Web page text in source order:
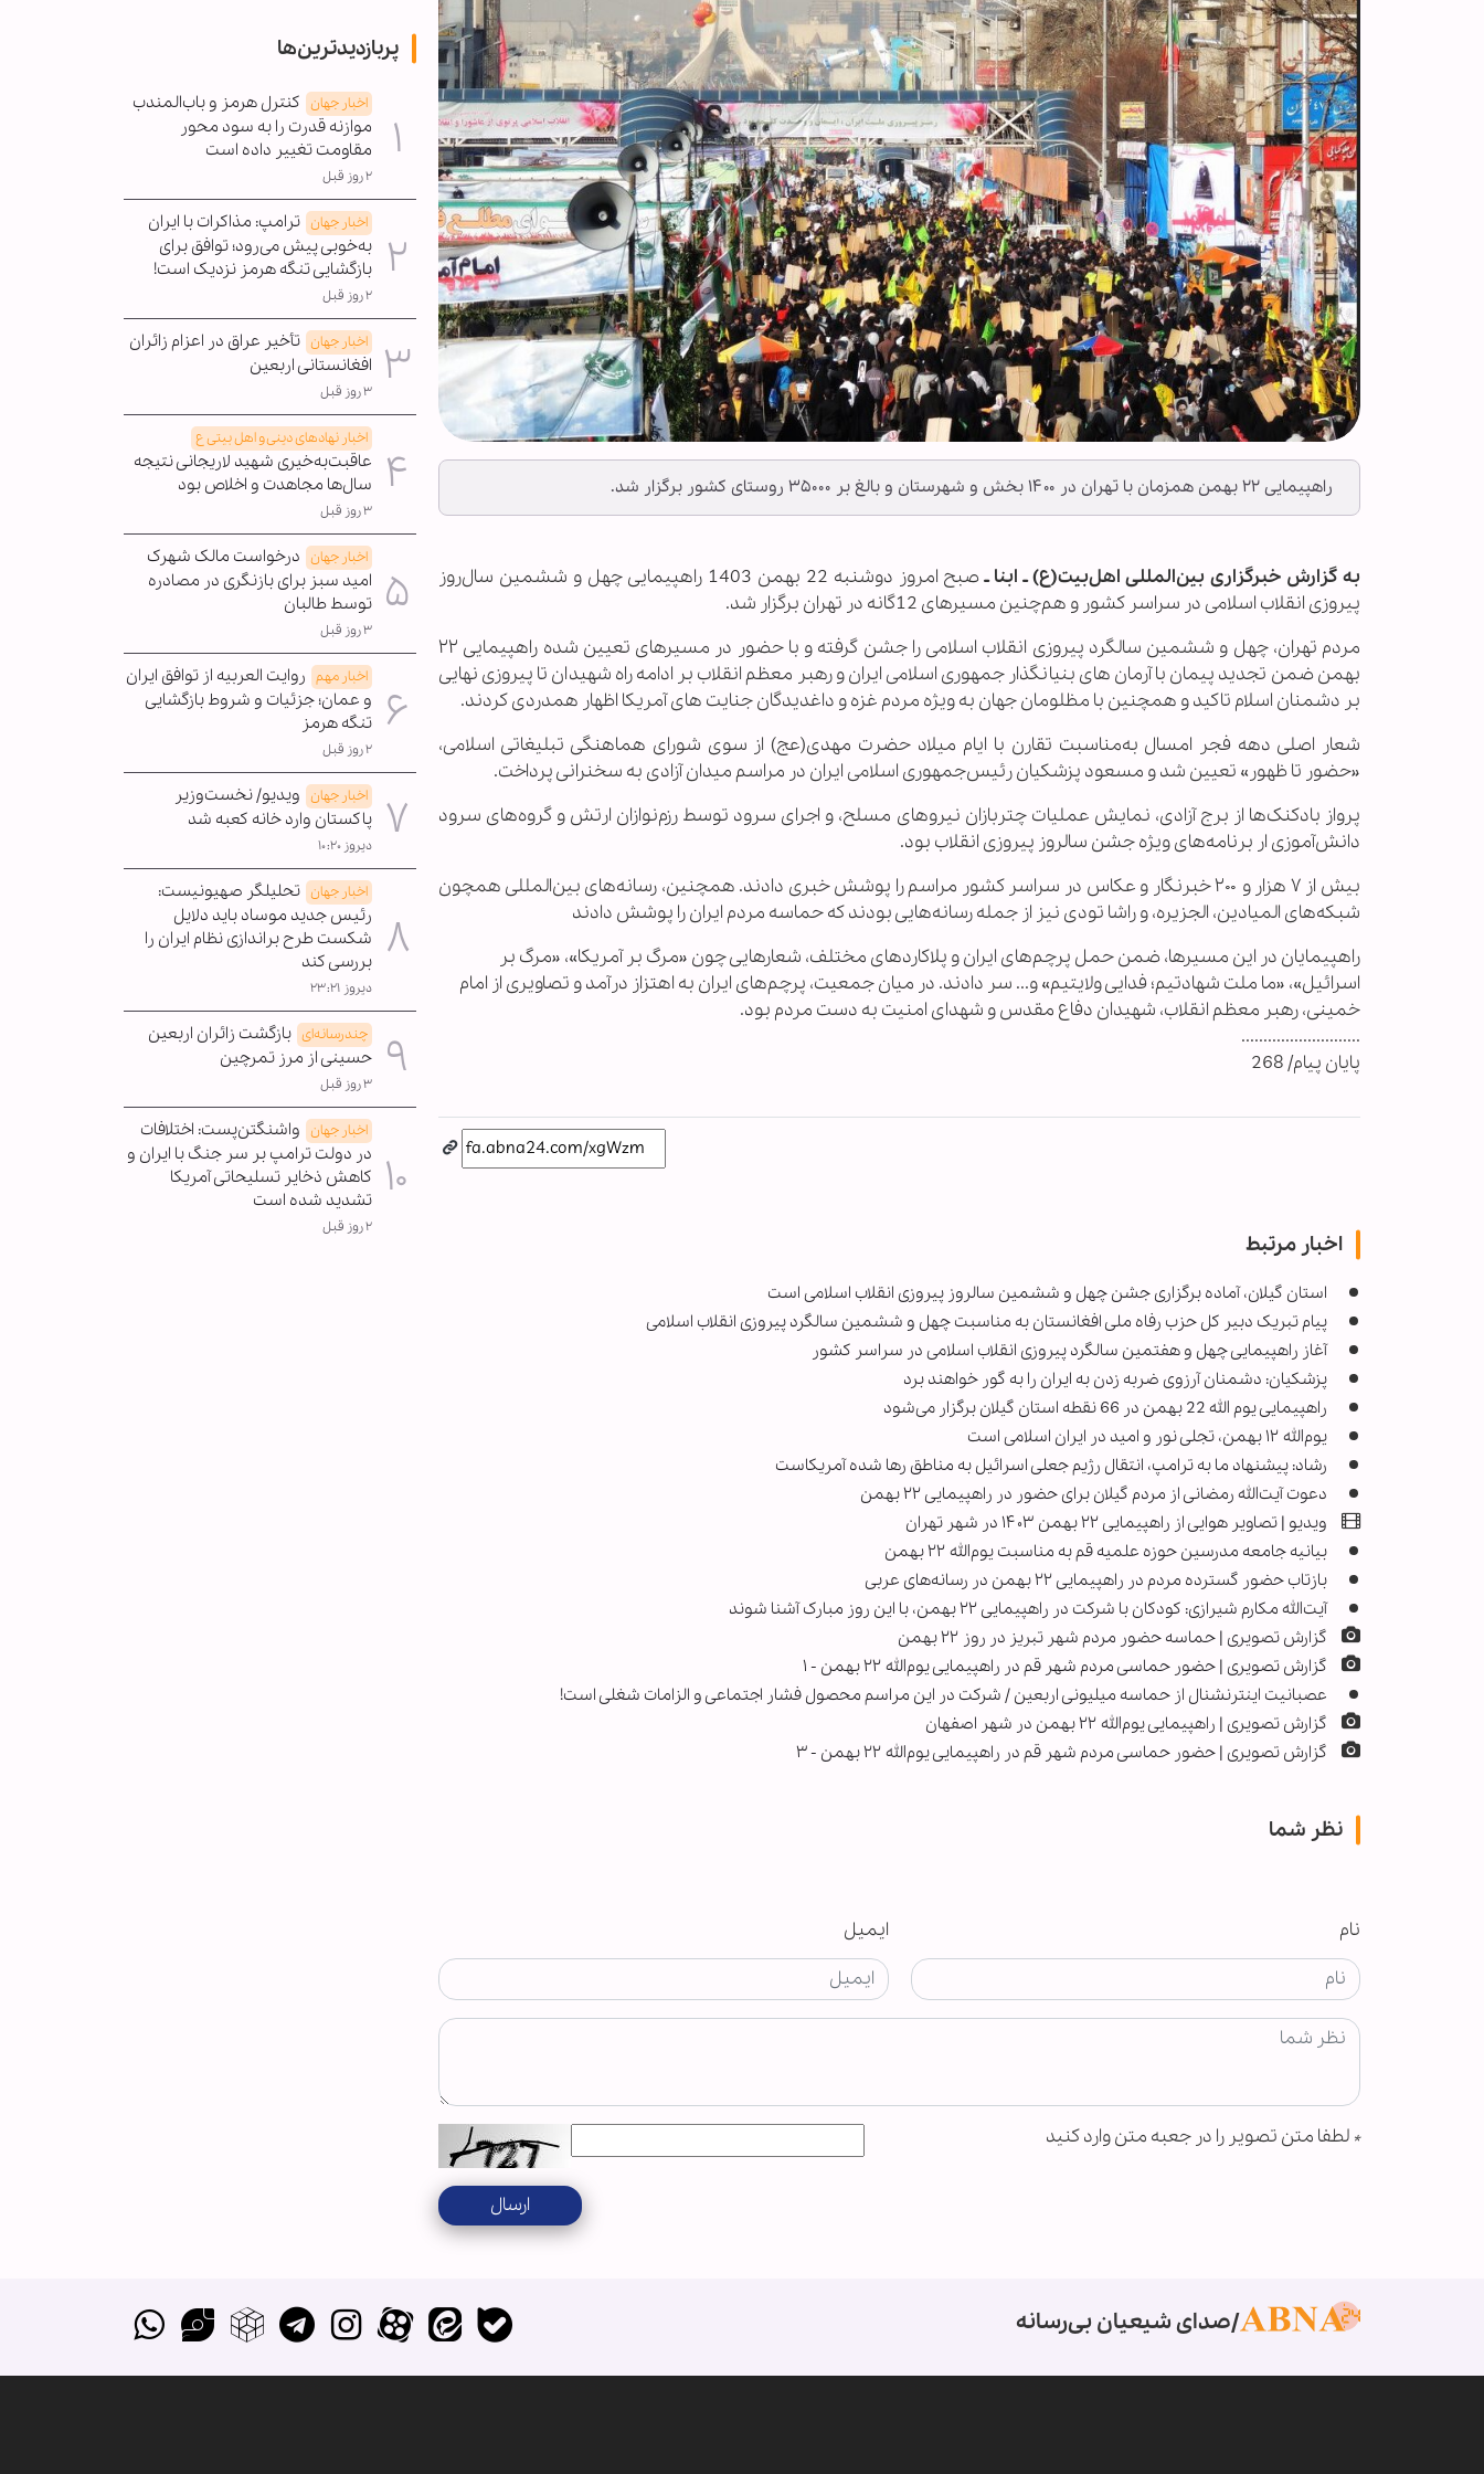
راهپیمایی ۲۲ بهمن همزمان با تهران در ۱۴۰۰ بخش و شهرستان و بالغ بر ۳۵۰۰۰ روستای کشور برگزار شد.
به گزارش خبرگزاری بین‌المللی اهل‌بیت(ع) ـ ابنا ـ
صبح امروز دوشنبه 22 بهمن 1403 راهپیمایی چهل و ششمین سال‌روز
پیروزی انقلاب اسلامی در سراسر کشور و هم‌چنین مسیرهای 12گانه در تهران برگزار شد.
مردم تهران، چهل و ششمین سالگرد پیروزی انقلاب اسلامی را جشن گرفته و با حضور در مسیرهای تعیین شده راهپیمایی ۲۲
بهمن ضمن تجدید پیمان با آرمان های بنیانگذار جمهوری اسلامی ایران و رهبر معظم انقلاب بر ادامه راه شهیدان تا پیروزی نهایی
بر دشمنان اسلام تاکید و همچنین با مظلومان جهان به ویژه مردم غزه و داغدیدگان جنایت های آمریکا اظهار همدردی کردند.
شعار اصلی دهه فجر امسال به‌مناسبت تقارن با ایام میلاد حضرت مهدی(عج) از سوی شورای هماهنگی تبلیغاتی اسلامی،
«حضور تا ظهور» تعیین شد و مسعود پزشکیان رئیس‌جمهوری اسلامی ایران در مراسم میدان آزادی به سخنرانی پرداخت.
پرواز بادکنک‌ها از برج آزادی، نمایش عملیات چتربازان نیروهای مسلح، و اجرای سرود توسط رزم‌نوازان ارتش و گروه‌های سرود
دانش‌آموزی ار برنامه‌های ویژه جشن سالروز پیروزی انقلاب بود.
بیش از ۷ هزار و ۲۰۰ خبرنگار و عکاس در سراسر کشور مراسم را پوشش خبری دادند. همچنین، رسانه‌های بین‌المللی همچون
شبکه‌های المیادین، الجزیره، و راشا تودی نیز از جمله رسانه‌هایی بودند که حماسه مردم ایران را پوشش دادند
راهپیمایان در این مسیرها، ضمن حمل پرچم‌های ایران و پلاکاردهای مختلف، شعارهایی چون «مرگ بر آمریکا»، «مرگ بر
اسرائیل»، «ما ملت شهادتیم؛ فدایی ولایتیم» و... سر دادند. در میان جمعیت، پرچم‌های ایران به اهتزاز درآمد و تصاویری از امام
خمینی، رهبر معظم انقلاب، شهیدان دفاع مقدس و شهدای امنیت به دست مردم بود.
...........................
پایان پیام/ 268
اخبار مرتبط
استان گیلان، آماده برگزاری جشن چهل و ششمین سالروز پیروزی انقلاب اسلامی است
پیام تبریک دبیر کل حزب رفاه ملی افغانستان به مناسبت چهل و ششمین سالگرد پیروزی انقلاب اسلامی
آغاز راهپیمایی چهل و هفتمین سالگرد پیروزی انقلاب اسلامی در سراسر کشور
پزشکیان: دشمنان آرزوی ضربه زدن به ایران را به گور خواهند برد
راهپیمایی یوم الله 22 بهمن در 66 نقطه استان گیلان برگزار می‌شود
یوم‌الله ۱۲ بهمن، تجلی نور و امید در ایران اسلامی است
رشاد: پیشنهاد ما به ترامپ، انتقال رژیم جعلی اسرائیل به مناطق رها شده آمریکاست
دعوت آیت‌الله رمضانی از مردم گیلان برای حضور در راهپیمایی ۲۲ بهمن
ویدیو | تصاویر هوایی از راهپیمایی ۲۲ بهمن ۱۴۰۳ در شهر تهران
بیانیه جامعه مدرسین حوزه علمیه قم به مناسبت یوم‌الله ۲۲ بهمن
بازتاب حضور گسترده مردم در راهپیمایی ۲۲ بهمن در رسانه‌های عربی
آیت‌الله مکارم شیرازی: کودکان با شرکت در راهپیمایی ۲۲ بهمن، با این روز مبارک آشنا شوند
گزارش تصویری | حماسه حضور مردم شهر تبریز در روز ۲۲ بهمن
گزارش تصویری | حضور حماسی مردم شهر قم در راهپیمایی یوم‌الله ۲۲ بهمن - ۱
عصبانیت اینترنشنال از حماسه میلیونی اربعین / شرکت در این مراسم محصول فشار اجتماعی و الزامات شغلی است!
گزارش تصویری | راهپیمایی یوم‌الله ۲۲ بهمن در شهر اصفهان
گزارش تصویری | حضور حماسی مردم شهر قم در راهپیمایی یوم‌الله ۲۲ بهمن - ۳
نظر شما
نام ایمیل
* لطفا متن تصویر را در جعبه متن وارد کنید
ارسال
پربازدیدترین‌ها
اخبار جهان کنترل هرمز و باب‌المندب
موازنه قدرت را به سود محور
مقاومت تغییر داده است
۲ روز قبل
اخبار جهان ترامپ: مذاکرات با ایران
به‌خوبی پیش می‌رود؛ توافق برای
بازگشایی تنگه هرمز نزدیک است!
۲ روز قبل
اخبار جهان تأخیر عراق در اعزام زائران
افغانستانی اربعین
۳ روز قبل
اخبار نهادهای دینی و اهل بیتی ع
عاقبت‌به‌خیری شهید لاریجانی نتیجه
سال‌ها مجاهدت و اخلاص بود
۳ روز قبل
اخبار جهان درخواست مالک شهرک
امید سبز برای بازنگری در مصادره
توسط طالبان
۳ روز قبل
اخبار مهم روایت العربیه از توافق ایران
و عمان؛ جزئیات و شروط بازگشایی
تنگه هرمز
۲ روز قبل
اخبار جهان ویدیو/ نخست‌وزیر
پاکستان وارد خانه کعبه شد
دیروز ۱۰:۲۰
اخبار جهان تحلیلگر صهیونیست:
رئیس جدید موساد باید دلایل
شکست طرح براندازی نظام ایران را
بررسی کند
دیروز ۲۳:۲۱
چندرسانه‌ای بازگشت زائران اربعین
حسینی از مرز تمرچین
۳ روز قبل
اخبار جهان واشنگتن‌پست: اختلافات
در دولت ترامپ بر سر جنگ با ایران و
کاهش ذخایر تسلیحاتی آمریکا
تشدید شده است
۲ روز قبل
صدای شیعیان بی‌رسانه